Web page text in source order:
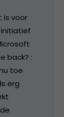
is voor
back? :
toe
erg